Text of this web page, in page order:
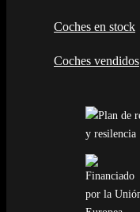
Coches en stock
Coches vendidos